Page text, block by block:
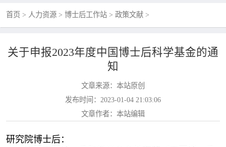
首页 > 人力资源 > 博士后工作站> 政策文献>
关于申报2023年度中国博士后科学基金的通
知
文章来源：本站原创
发布时间：2023-01-04 21:03:06
文章作者：本站编辑
研究院博士后：